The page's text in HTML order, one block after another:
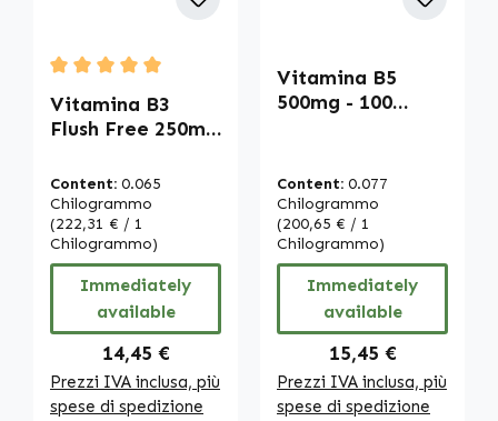
Average rating of 5 out of 5 stars
Vitamina B3
Flush Free 250mg
per pelle,
sistema nervoso
ecc. - vegano |
Warnke
Vitalstoffe
Content: 0.065
Chilogrammo
(222,31 € / 1
Chilogrammo)
Immediately
available
Regular price:
14,45 €
Prezzi IVA inclusa, più
spese di spedizione
Vitamina B5
500mg - 100
energia,
prestazioni
mentali e altro |
Warnke
Vitalstoffe
Content: 0.077
Chilogrammo
(200,65 € / 1
Chilogrammo)
Immediately
available
Regular price:
15,45 €
Prezzi IVA inclusa, più
spese di spedizione